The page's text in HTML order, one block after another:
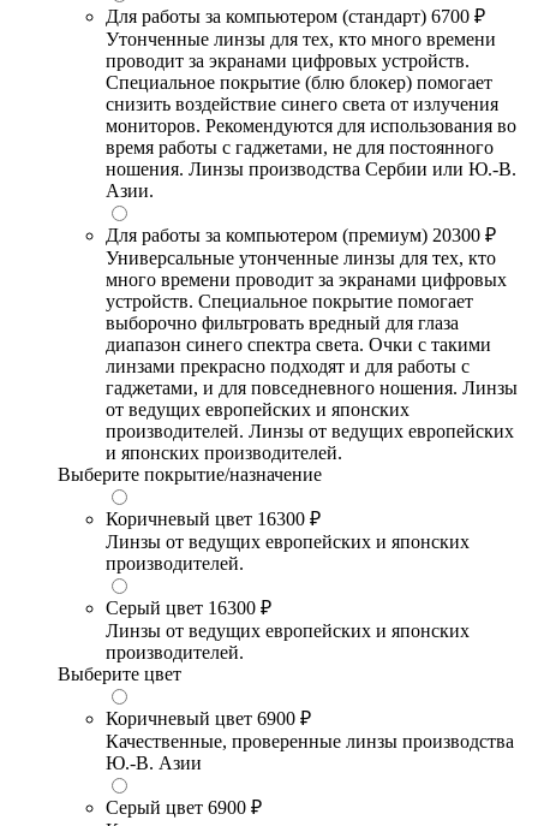
Для работы за компьютером (стандарт) 6700 ₽
Утонченные линзы для тех, кто много времени
проводит за экранами цифровых устройств.
Специальное покрытие (блю блокер) помогает
снизить воздействие синего света от излучения
мониторов. Рекомендуются для использования во
время работы с гаджетами, не для постоянного
ношения. Линзы производства Сербии или Ю.-В.
Азии.
Для работы за компьютером (премиум) 20300 ₽
Универсальные утонченные линзы для тех, кто
много времени проводит за экранами цифровых
устройств. Специальное покрытие помогает
выборочно фильтровать вредный для глаза
диапазон синего спектра света. Очки с такими
линзами прекрасно подходят и для работы с
гаджетами, и для повседневного ношения. Линзы
от ведущих европейских и японских
производителей. Линзы от ведущих европейских
и японских производителей.
Выберите покрытие/назначение
Коричневый цвет 16300 ₽
Линзы от ведущих европейских и японских
производителей.
Серый цвет 16300 ₽
Линзы от ведущих европейских и японских
производителей.
Выберите цвет
Коричневый цвет 6900 ₽
Качественные, проверенные линзы производства
Ю.-В. Азии
Серый цвет 6900 ₽